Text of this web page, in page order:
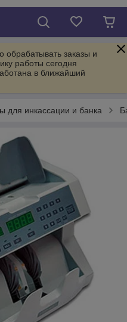
заказы и
работы сегодня
в ближайший
для инкассации и банка